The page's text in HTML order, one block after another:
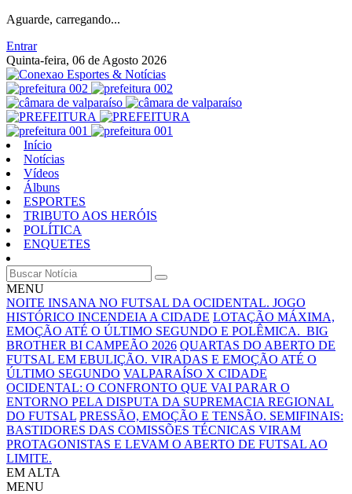
Aguarde, carregando...
Entrar
Quinta-feira, 06 de Agosto 2026
Início
Notícias
Vídeos
Álbuns
ESPORTES
TRIBUTO AOS HERÓIS
POLÍTICA
ENQUETES
MENU
NOITE INSANA NO FUTSAL DA OCIDENTAL. JOGO
HISTÓRICO INCENDEIA A CIDADE LOTAÇÃO MÁXIMA,
EMOÇÃO ATÉ O ÚLTIMO SEGUNDO E POLÊMICA. BIG
BROTHER BI CAMPEÃO 2026 QUARTAS DO ABERTO DE
FUTSAL EM EBULIÇÃO. VIRADAS E EMOÇÃO ATÉ O
ÚLTIMO SEGUNDO VALPARAÍSO X CIDADE
OCIDENTAL: O CONFRONTO QUE VAI PARAR O
ENTORNO PELA DISPUTA DA SUPREMACIA REGIONAL
DO FUTSAL PRESSÃO, EMOÇÃO E TENSÃO. SEMIFINAIS:
BASTIDORES DAS COMISSÕES TÉCNICAS VIRAM
PROTAGONISTAS E LEVAM O ABERTO DE FUTSAL AO
LIMITE.
EM ALTA
MENU